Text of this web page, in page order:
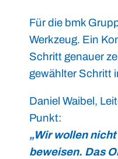
Für die bmk
Werkzeug. Ein
Schritt genauer
gewählter Schritt
Daniel Waibel,
Punkt:
„Wir wollen
beweisen. Das